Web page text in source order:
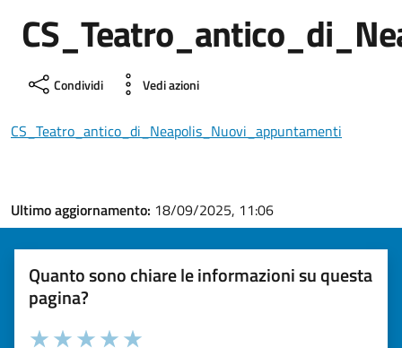
Condividi Vedi azioni
CS_Teatro_antico_di_Neapolis_Nuovi_appuntamenti
Ultimo aggiornamento: 18/09/2025, 11:06
Quanto sono chiare le informazioni su questa
pagina?
Valuta la chiarezza delle informazioni (da 1 a 5 stelle)
Seleziona il numero di stelle per valutare la chiarezza delle